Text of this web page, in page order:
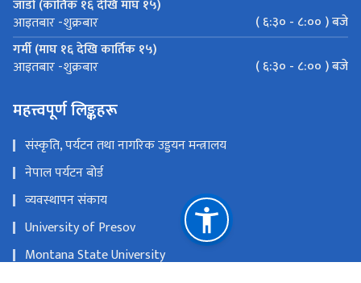
जाडो (कार्तिक १६ देखि माघ १५)
आइतबार -शुक्रबार
( ६:३० - ८:०० ) बजे
गर्मी (माघ १६ देखि कार्तिक १५)
आइतबार -शुक्रबार ( ६:३० - ८:०० ) बजे
महत्त्वपूर्ण लिङ्कहरू
संस्कृति, पर्यटन तथा नागरिक उड्डयन मन्त्रालय
नेपाल पर्यटन बोर्ड
व्यवस्थापन संकाय
University of Presov
Montana State University